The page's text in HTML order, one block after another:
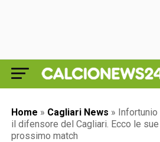
Home » Cagliari News »
il difensore del Cagliari. Ecco le
prossimo match